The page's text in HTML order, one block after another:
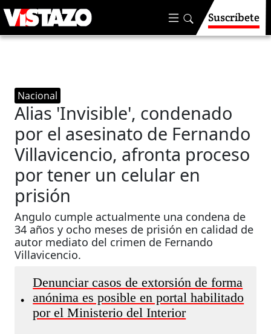
Suscríbete
Nacional
Alias 'Invisible', condenado
por el asesinato de Fernando
Villavicencio, afronta proceso
por tener un celular en
prisión
Angulo cumple actualmente una condena de
34 años y ocho meses de prisión en calidad de
autor mediato del crimen de Fernando
Villavicencio.
•
Denunciar casos de extorsión de forma
anónima es posible en portal habilitado
por el Ministerio del Interior